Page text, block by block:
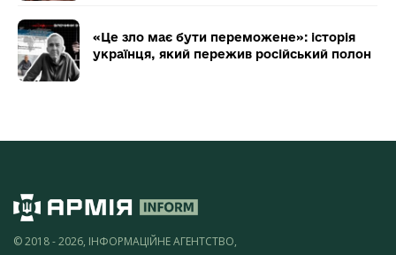
«Це зло має бути переможене»: історія
українця, який пережив російський полон
© 2018 - 2026, ІНФОРМАЦІЙНЕ АГЕНТСТВО,